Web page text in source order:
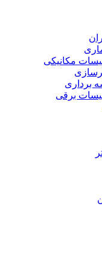
مکانیکی
برداری
برقی